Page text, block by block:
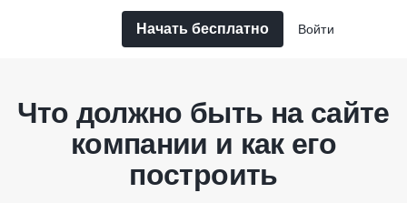
Начать бесплатно Войти
Что должно быть на сайте
компании и как его
построить